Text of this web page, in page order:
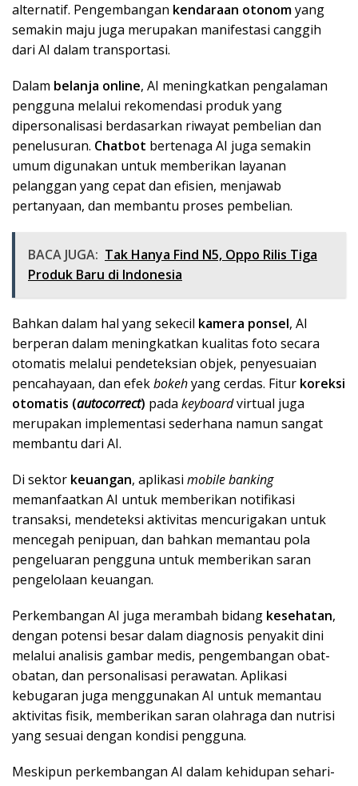
alternatif. Pengembangan kendaraan otonomyang
semakin maju juga merupakan manifestasi canggih
dari AI dalam transportasi.
Dalam belanja online, AI meningkatkan pengalaman
pengguna melalui rekomendasi produk yang
dipersonalisasi berdasarkan riwayat pembelian dan
penelusuran. Chatbot bertenaga AI juga semakin
umum digunakan untuk memberikan layanan
pelanggan yang cepat dan efisien, menjawab
pertanyaan, dan membantu proses pembelian.
BACA JUGA: Tak Hanya Find N5, Oppo Rilis Tiga
Produk Baru di Indonesia
Bahkan dalam hal yang sekecil kamera ponsel, AI
berperan dalam meningkatkan kualitas foto secara
otomatis melalui pendeteksian objek, penyesuaian
pencahayaan, dan efekbokehyang cerdas. Fitur koreksi
otomatis (autocorrect) pada keyboardvirtual juga
merupakan implementasi sederhana namun sangat
membantu dari AI.
Di sektor keuangan, aplikasi mobile banking
memanfaatkan AI untuk memberikan notifikasi
transaksi, mendeteksi aktivitas mencurigakan untuk
mencegah penipuan, dan bahkan memantau pola
pengeluaran pengguna untuk memberikan saran
pengelolaan keuangan.
Perkembangan AI juga merambah bidang kesehatan,
dengan potensi besar dalam diagnosis penyakit dini
melalui analisis gambar medis, pengembangan obat-
obatan, dan personalisasi perawatan. Aplikasi
kebugaran juga menggunakan AI untuk memantau
aktivitas fisik, memberikan saran olahraga dan nutrisi
yang sesuai dengan kondisi pengguna.
Meskipun perkembangan AI dalam kehidupan sehari-